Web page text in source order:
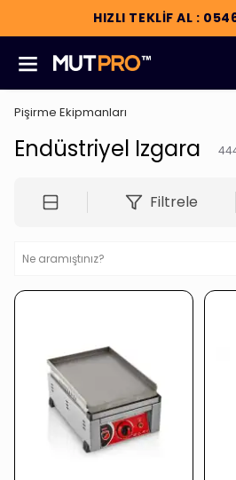
HIZLI TEKLİF AL :
Pişirme Ekipmanları
Endüstriyel Izgara
Filtrele